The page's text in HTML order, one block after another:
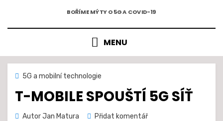
obsahu
BOŘÍME MÝTY O 5G A COVID-19
MENU
Zveřejněno
1. 11. 2020
5G a mobilní technologie
T-MOBILE SPOUŠTÍ 5G SÍŤ
AutorJan Matura Přidat komentářna